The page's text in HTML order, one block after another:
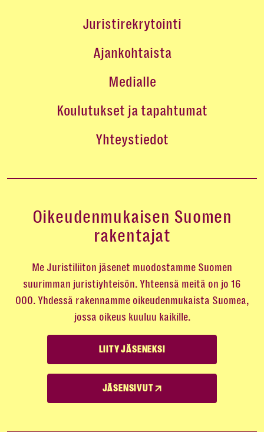
Juristirekrytointi
Ajankohtaista
Medialle
Koulutukset ja tapahtumat
Yhteystiedot
Oikeudenmukaisen Suomen
rakentajat
Me Juristiliiton jäsenet muodostamme Suomen
suurimman juristiyhteisön. Yhteensä meitä on jo 16
000. Yhdessä rakennamme oikeudenmukaista Suomea,
jossa oikeus kuuluu kaikille.
LIITY JÄSENEKSI
JÄSENSIVUT